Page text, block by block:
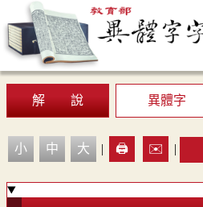
最新消息
顯示模式
解 說
異體字
小 中 大 | 🖨️ ✉️ |